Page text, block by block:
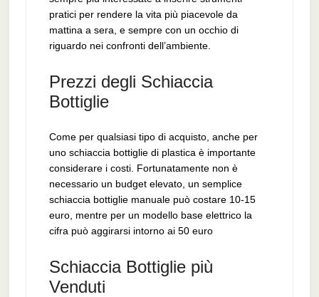
pratici per rendere la vita più piacevole da
mattina a sera, e sempre con un occhio di
riguardo nei confronti dell’ambiente.
Prezzi degli Schiaccia
Bottiglie
Come per qualsiasi tipo di acquisto, anche per
uno schiaccia bottiglie di plastica è importante
considerare i costi. Fortunatamente non è
necessario un budget elevato, un semplice
schiaccia bottiglie manuale può costare 10-15
euro, mentre per un modello base elettrico la
cifra può aggirarsi intorno ai 50 euro
Schiaccia Bottiglie più
Venduti